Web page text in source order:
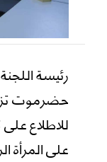
رئيسة
حضرموت
للاطلاع على
على المرأة